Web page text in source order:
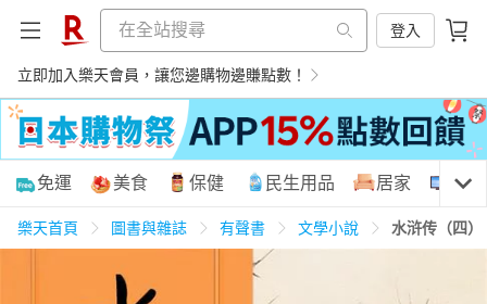
登入
立即加入樂天會員，讓您邊購物邊賺點數！
購物網分類
美食蛋糕
免運 美食 保健 民生用品 居家 3C
樂天首頁 圖書與雜誌 有聲書 文學小說 水浒传（四